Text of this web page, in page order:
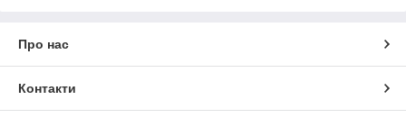
Про нас
Контакти